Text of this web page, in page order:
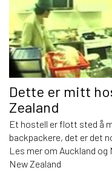
Dette er mitt
Zealand
Et hostell er flott sted å
backpackere, det er det
Les mer om Auckland
New Zealand